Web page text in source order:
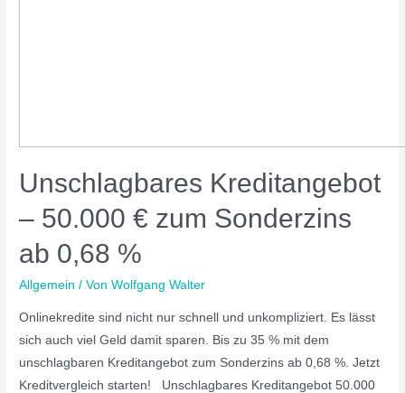
Unschlagbares Kreditangebot
– 50.000 € zum Sonderzins
ab 0,68 %
Allgemein / VonWolfgang Walter
Onlinekredite sind nicht nur schnell und unkompliziert. Es lässt
sich auch viel Geld damit sparen. Bis zu 35 % mit dem
unschlagbaren Kreditangebot zum Sonderzins ab 0,68 %. Jetzt
Kreditvergleich starten! Unschlagbares Kreditangebot 50.000